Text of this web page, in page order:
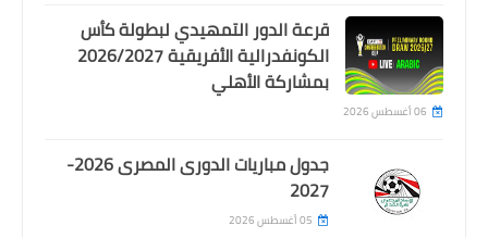
Egypt
طبيب الاهلي يعلن جاهزية ثلاثي الفريق
لمباراة سيراميكا
قرعة الدور التمهيدي لبطولة كأس
الكونفدرالية الأفريقية 2026/2027
بمشاركة الأهلي
06 أغسطس 2026
جدول مباريات الدورى المصرى 2026-
2027
05 أغسطس 2026